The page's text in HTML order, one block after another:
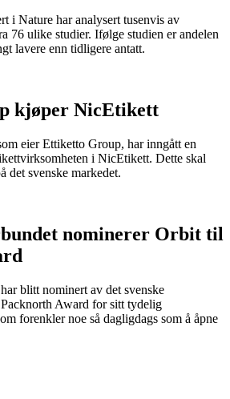
i Nature har analysert tusenvis av
76 ulike studier. Ifølge studien er andelen
lavere enn tidligere antatt.
kjøper NicEtikett
eier Ettiketto Group, har inngått en
i NicEtikett. Dette skal
det svenske markedet.
nominerer Orbit til
blitt nominert av det svenske
Award for sitt tydelig
forenkler noe så dagligdags som å åpne